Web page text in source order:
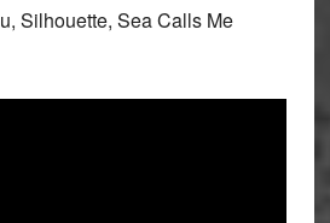
Silhouette, Sea Calls Me